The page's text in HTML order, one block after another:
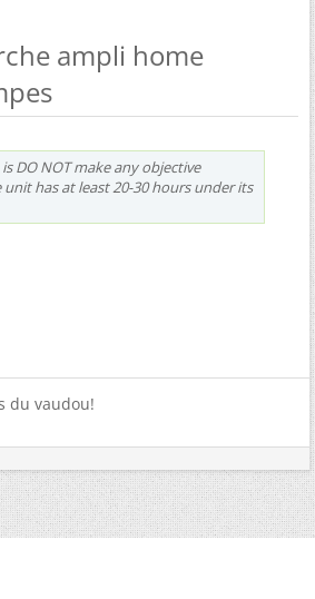
ampli home
DO NOT make any objective
has at least 20-30 hours under its
du vaudou!